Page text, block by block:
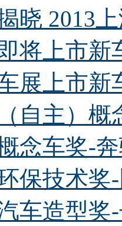
晓 2013
将上市新
展上市新
自主）概
念车奖-
保技术
车造型奖